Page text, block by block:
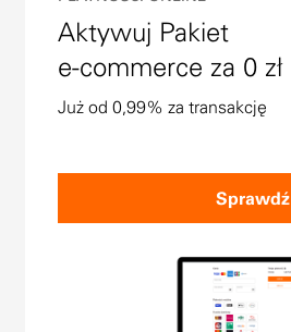
Aktywuj Pakiet
e-commerce za 0 zł
Już od 0,99% za transakcję
Sprawdź